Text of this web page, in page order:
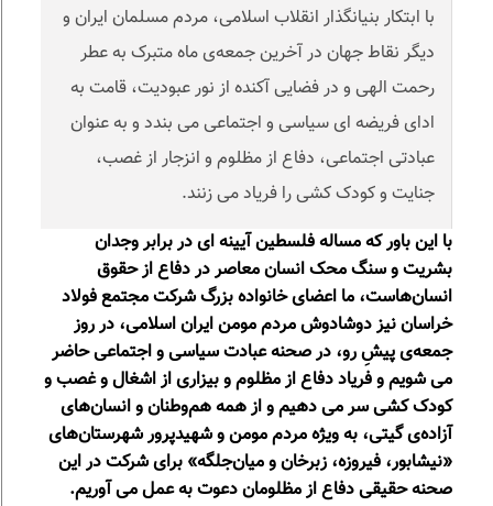
با ابتکار بنیانگذار انقلاب اسلامی، مردم مسلمان ایران و
دیگر نقاط جهان در آخرین جمعه‌ی ماه متبرک به عطر
رحمت الهی و در فضایی آکنده از نور عبودیت، قامت به
ادای فریضه ای سیاسی و اجتماعی می بندد و به عنوان
عبادتی اجتماعی، دفاع از مظلوم و انزجار از غصب،
جنایت و کودک کشی را فریاد می زنند.
با این باور که مساله فلسطین آیینه ای در برابر وجدان
بشریت و سنگ محک انسان معاصر در دفاع از حقوق
انسان‌هاست، ما اعضای خانواده بزرگ شرکت مجتمع فولاد
خراسان نیز دوشادوش مردم مومن ایران اسلامی، در روز
جمعه‌ی پیشِ رو، در صحنه عبادت سیاسی و اجتماعی حاضر
می شویم و فریاد دفاع از مظلوم و بیزاری از اشغال و غصب و
کودک کشی سر می دهیم و از همه هم‌وطنان و انسان‌های
آزاده‌ی گیتی، به ویژه مردم مومن و شهیدپرور شهرستان‌های
«نیشابور، فیروزه، زبرخان و میان‌جلگه» برای شرکت در این
صحنه حقیقی دفاع از مظلومان دعوت به عمل می آوریم.